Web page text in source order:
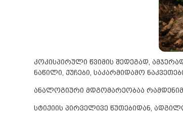
კოკისპირული წვიმის შედეგად,
ნაწილი, ქუჩები, საკარმიდამო
ანალოგიური მდგომარეობაა
სტიქიის პირველივე წუთებიდან,